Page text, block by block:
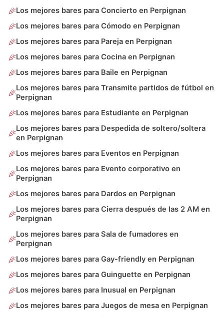
Los mejores bares para Concierto en Perpignan
Los mejores bares para Cómodo en Perpignan
Los mejores bares para Pareja en Perpignan
Los mejores bares para Cocina en Perpignan
Los mejores bares para Baile en Perpignan
Los mejores bares para Transmite partidos de fútbol en
Perpignan
Los mejores bares para Estudiante en Perpignan
Los mejores bares para Despedida de soltero/soltera
en Perpignan
Los mejores bares para Eventos en Perpignan
Los mejores bares para Evento corporativo en
Perpignan
Los mejores bares para Dardos en Perpignan
Los mejores bares para Cierra después de las 2 AM en
Perpignan
Los mejores bares para Sala de fumadores en
Perpignan
Los mejores bares para Gay-friendly en Perpignan
Los mejores bares para Guinguette en Perpignan
Los mejores bares para Inusual en Perpignan
Los mejores bares para Juegos de mesa en Perpignan